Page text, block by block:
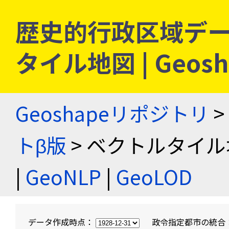
歴史的行政区域デ
タイル地図 |
Geoshapeリポジトリ >
トβ版 > ベクトルタイ
| GeoNLP | GeoLOD
データ作成時点： 政令指定都市の統